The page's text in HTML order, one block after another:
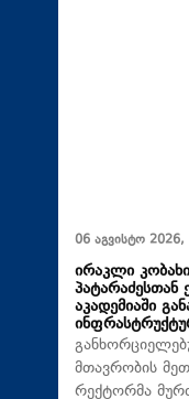
06 აგვისტო 2026,
ირაკლი
აკადემიაში
მთავრობის
რექტორმა